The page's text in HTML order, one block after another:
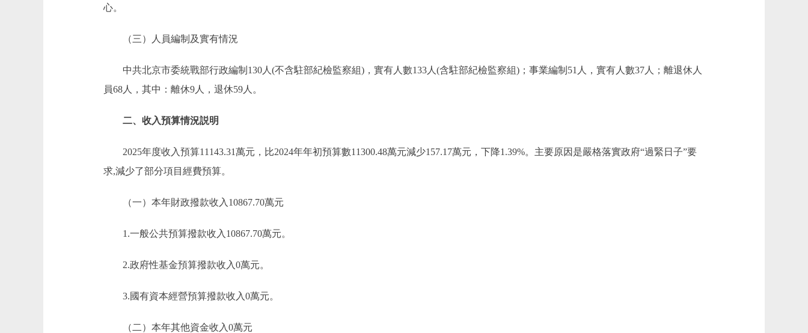
心。
（三）人員編制及實有情況
中共北京市委統戰部行政編制130人(不含駐部紀檢監察組)，實有人數133人(含駐部紀檢監察組)；事業編制51人，實有人數37人；離退休人
員68人，其中：離休9人，退休59人。
二、收入預算情況説明
2025年度收入預算11143.31萬元，比2024年年初預算數11300.48萬元減少157.17萬元，下降1.39%。主要原因是嚴格落實政府“過緊日子”要
求,減少了部分項目經費預算。
（一）本年財政撥款收入10867.70萬元
1.一般公共預算撥款收入10867.70萬元。
2.政府性基金預算撥款收入0萬元。
3.國有資本經營預算撥款收入0萬元。
（二）本年其他資金收入0萬元